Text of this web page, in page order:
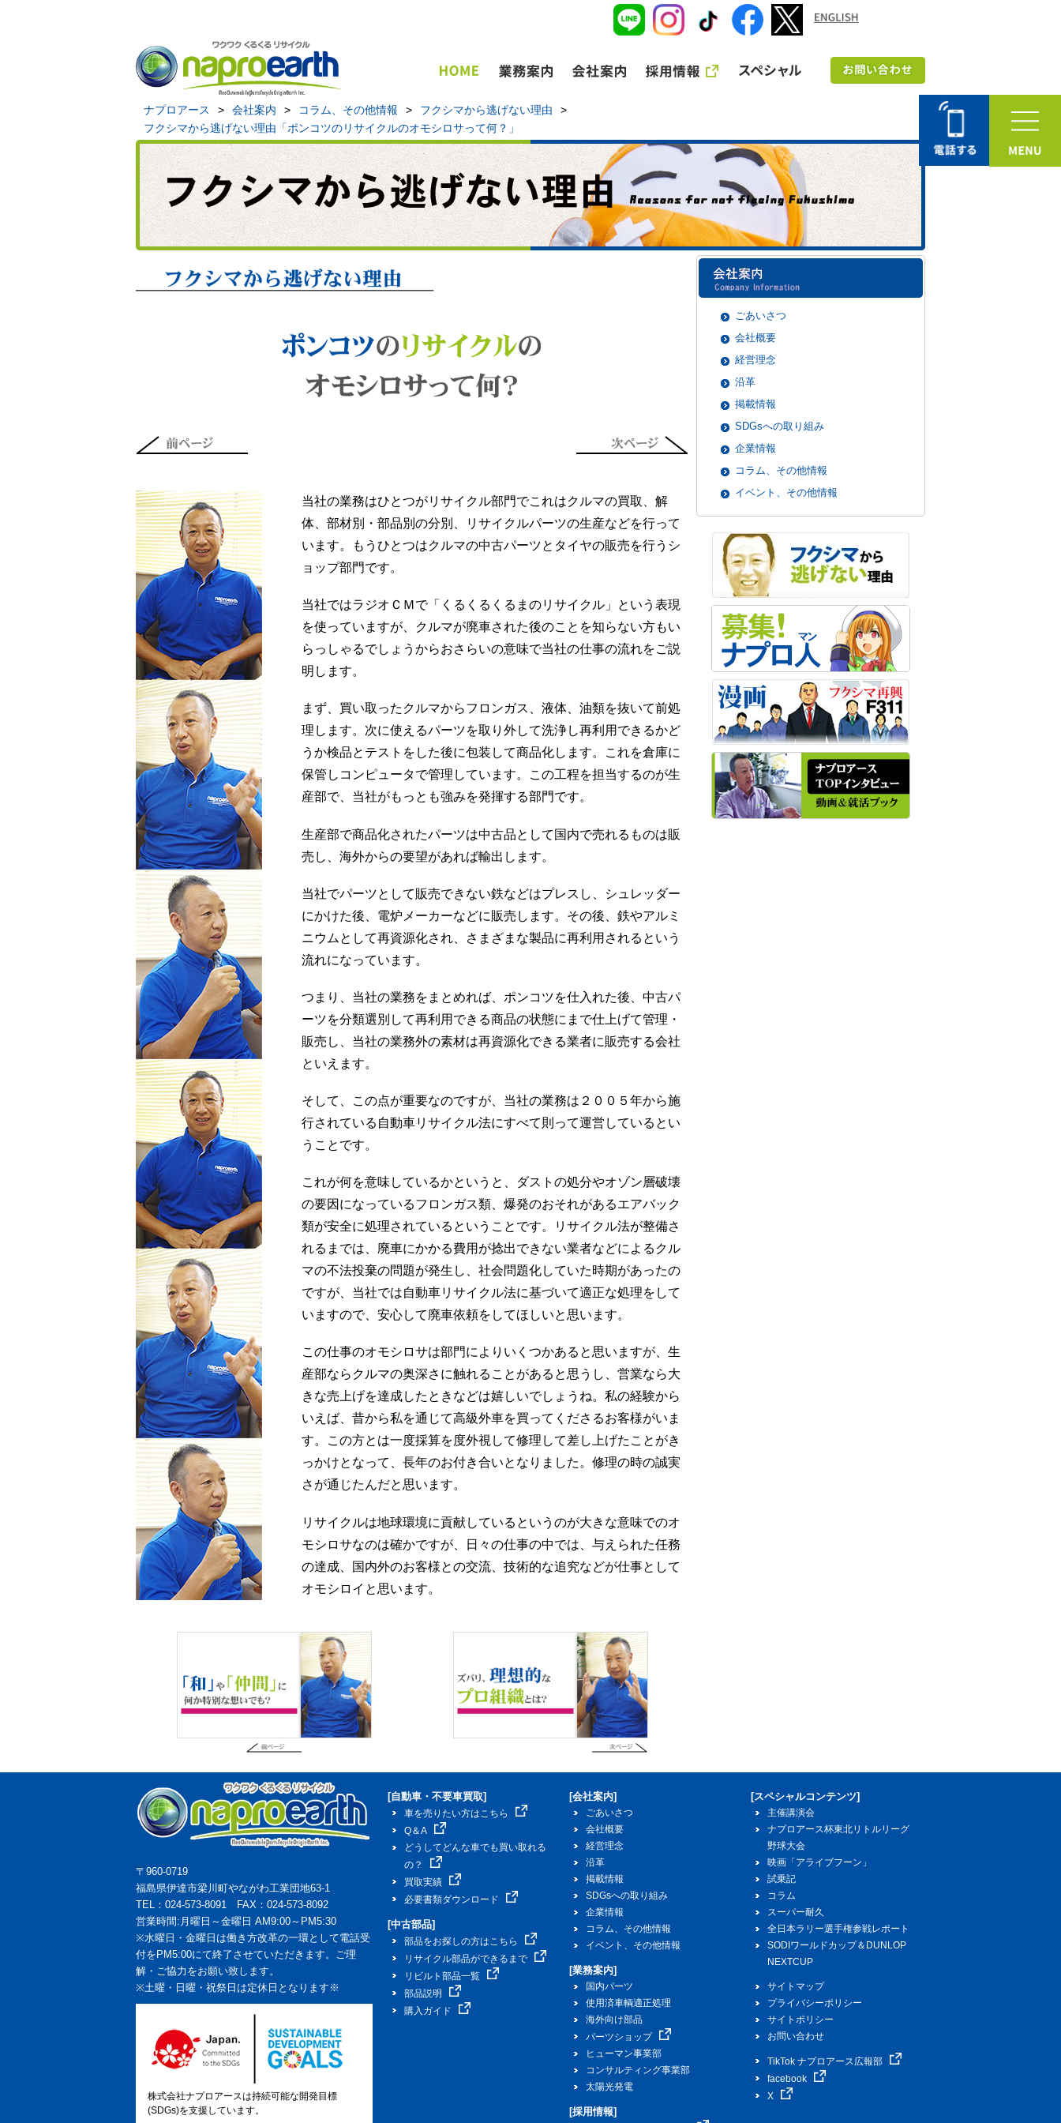
ナプロアース > 会社案内 > コラム、その他情報 > フクシマから逃げない理由
>
フクシマから逃げない理由「ポンコツのリサイクルのオモシロサって何？」
当社の業務はひとつがリサイクル部門でこれはクルマの買取、解
体、部材別・部品別の分別、リサイクルパーツの生産などを行って
います。もうひとつはクルマの中古パーツとタイヤの販売を行うシ
ョップ部門です。
当社ではラジオＣＭで「くるくるくるまのリサイクル」という表現
を使っていますが、クルマが廃車された後のことを知らない方もい
らっしゃるでしょうからおさらいの意味で当社の仕事の流れをご説
明します。
まず、買い取ったクルマからフロンガス、液体、油類を抜いて前処
理します。次に使えるパーツを取り外して洗浄し再利用できるかど
うか検品とテストをした後に包装して商品化します。これを倉庫に
保管しコンピュータで管理しています。この工程を担当するのが生
産部で、当社がもっとも強みを発揮する部門です。
生産部で商品化されたパーツは中古品として国内で売れるものは販
売し、海外からの要望があれば輸出します。
当社でパーツとして販売できない鉄などはプレスし、シュレッダー
にかけた後、電炉メーカーなどに販売します。その後、鉄やアルミ
ニウムとして再資源化され、さまざまな製品に再利用されるという
流れになっています。
つまり、当社の業務をまとめれば、ポンコツを仕入れた後、中古パ
ーツを分類選別して再利用できる商品の状態にまで仕上げて管理・
販売し、当社の業務外の素材は再資源化できる業者に販売する会社
といえます。
そして、この点が重要なのですが、当社の業務は２００５年から施
行されている自動車リサイクル法にすべて則って運営しているとい
うことです。
これが何を意味しているかというと、ダストの処分やオゾン層破壊
の要因になっているフロンガス類、爆発のおそれがあるエアバック
類が安全に処理されているということです。リサイクル法が整備さ
れるまでは、廃車にかかる費用が捻出できない業者などによるクル
マの不法投棄の問題が発生し、社会問題化していた時期があったの
ですが、当社では自動車リサイクル法に基づいて適正な処理をして
いますので、安心して廃車依頼をしてほしいと思います。
この仕事のオモシロサは部門によりいくつかあると思いますが、生
産部ならクルマの奥深さに触れることがあると思うし、営業なら大
きな売上げを達成したときなどは嬉しいでしょうね。私の経験から
いえば、昔から私を通じて高級外車を買ってくださるお客様がいま
す。この方とは一度採算を度外視して修理して差し上げたことがき
っかけとなって、長年のお付き合いとなりました。修理の時の誠実
さが通じたんだと思います。
リサイクルは地球環境に貢献しているというのが大きな意味でのオ
モシロサなのは確かですが、日々の仕事の中では、与えられた任務
の達成、国内外のお客様との交流、技術的な追究などが仕事として
オモシロイと思います。
ごあいさつ
会社概要
経営理念
沿革
掲載情報
SDGsへの取り組み
企業情報
コラム、その他情報
イベント、その他情報
〒960-0719
福島県伊達市梁川町やながわ工業団地63-1
TEL：024-573-8091 FAX：024-573-8092
営業時間:月曜日～金曜日 AM9:00～PM5:30
※水曜日・金曜日は働き方改革の一環として電話受
付をPM5:00にて終了させていただきます。ご理
解・ご協力をお願い致します。
※土曜・日曜・祝祭日は定休日となります※
株式会社ナプロアースは持続可能な開発目標
(SDGs)を支援しています。
[自動車・不要車買取]
車を売りたい方はこちら
Q＆A
どうしてどんな車でも買い取れる
の？
買取実績
必要書類ダウンロード
[中古部品]
部品をお探しの方はこちら
リサイクル部品ができるまで
リビルト部品一覧
部品説明
購入ガイド
[会社案内]
ごあいさつ
会社概要
経営理念
沿革
掲載情報
SDGsへの取り組み
企業情報
コラム、その他情報
イベント、その他情報
[業務案内]
国内パーツ
使用済車輌適正処理
海外向け部品
パーツショップ
ヒューマン事業部
コンサルティング事業部
太陽光発電
[採用情報]
[スペシャルコンテンツ]
主催講演会
ナプロアース杯東北リトルリーグ
野球大会
映画「アライブフーン」
試乗記
コラム
スーパー耐久
全日本ラリー選手権参戦レポート
SODIワールドカップ＆DUNLOP
NEXTCUP
サイトマップ
プライバシーポリシー
サイトポリシー
お問い合わせ
TikTok ナプロアース広報部
facebook
X